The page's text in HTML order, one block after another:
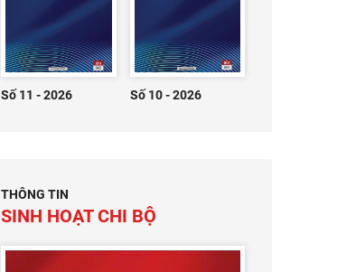
Số 11 - 2026 Số 10 - 2026
THÔNG TIN
SINH HOẠT CHI BỘ